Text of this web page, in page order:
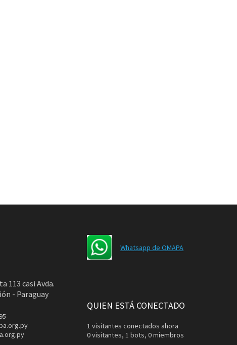
113 casi Avda.
- Paraguay
Whatsapp de OMAPA
QUIEN ESTÁ CONECTADO
1 visitantes conectados ahora
0 visitantes, 1 bots, 0 miembros